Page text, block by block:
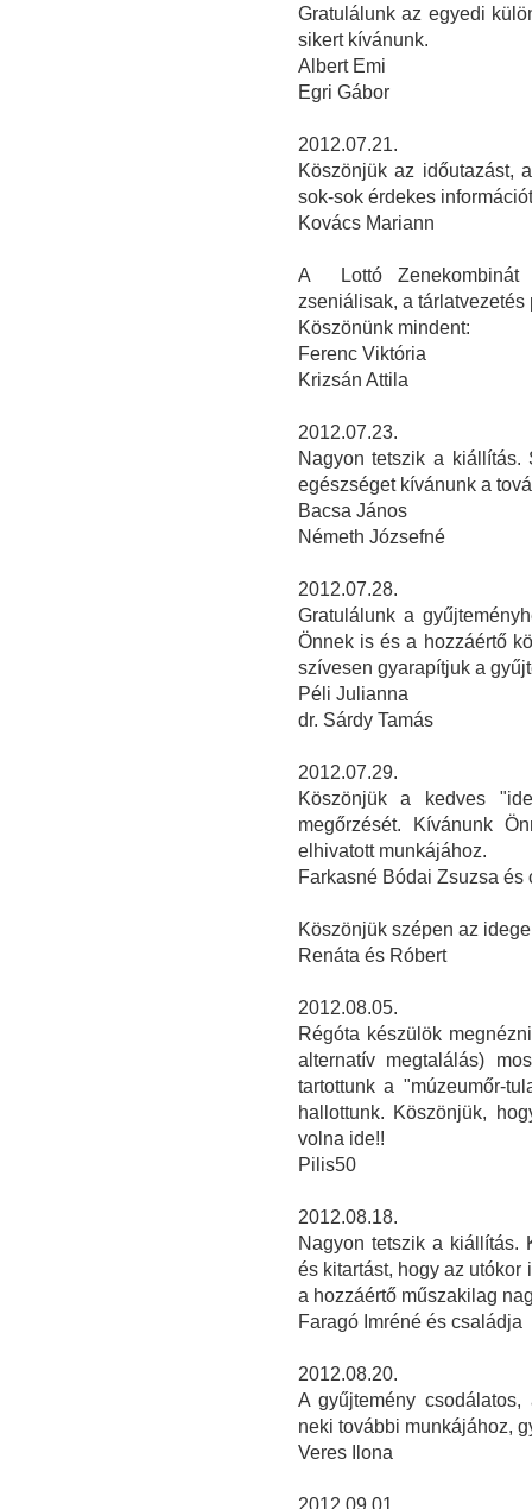
Gratulálunk az egyedi
sikert kívánunk.
Albert Emi
Egri Gábor
2012.07.21.
Köszönjük az időutazást,
sok-sok érdekes
Kovács Mariann
A Lottó Zenekombinát
zseniálisak, a tárlatvezetés
Köszönünk mindent:
Ferenc Viktória
Krizsán Attila
2012.07.23.
Nagyon tetszik a kiállítás.
egészséget kívánunk a
Bacsa János
Németh Józsefné
2012.07.28.
Gratulálunk a
Önnek is és a hozzáértő
szívesen gyarapítjuk a
Péli Julianna
dr. Sárdy Tamás
2012.07.29.
Köszönjük a kedves
megőrzését. Kívánunk
elhivatott munkájához.
Farkasné Bódai Zsuzsa és
Köszönjük szépen az
Renáta és Róbert
2012.08.05.
Régóta készülök
alternatív megtalálás)
tartottunk a "múzeumőr-
hallottunk. Köszönjük,
volna ide!!
Pilis50
2012.08.18.
Nagyon tetszik a kiállítás.
és kitartást, hogy az
a hozzáértő műszakilag
Faragó Imréné és családja
2012.08.20.
A gyűjtemény
neki további munkájához,
Veres Ilona